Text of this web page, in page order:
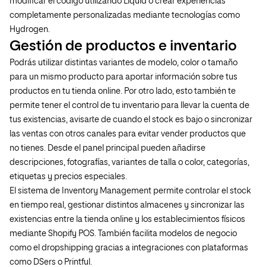
completamente personalizadas mediante tecnologías como
Hydrogen.
Gestión de productos e inventario
Podrás utilizar distintas variantes de modelo, color o tamaño
para un mismo producto para aportar información sobre tus
productos en tu tienda online. Por otro lado, esto también te
permite tener el control de tu inventario para llevar la cuenta de
tus existencias, avisarte de cuando el stock es bajo o sincronizar
las ventas con otros canales para evitar vender productos que
no tienes. Desde el panel principal pueden añadirse
descripciones, fotografías, variantes de talla o color, categorías,
etiquetas y precios especiales.
El sistema de Inventory Management permite controlar el stock
en tiempo real, gestionar distintos almacenes y sincronizar las
existencias entre la tienda online y los establecimientos físicos
mediante Shopify POS. También facilita modelos de negocio
como el dropshipping gracias a integraciones con plataformas
como DSers o Printful.